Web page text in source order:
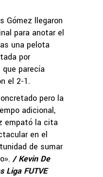
Gómez llegaron
para anotar el
una pelota
por
que parecía
el 2-1.
pero la
adicional,
empató la cita
en el
de sumar
/ Kevin De
Liga FUTVE